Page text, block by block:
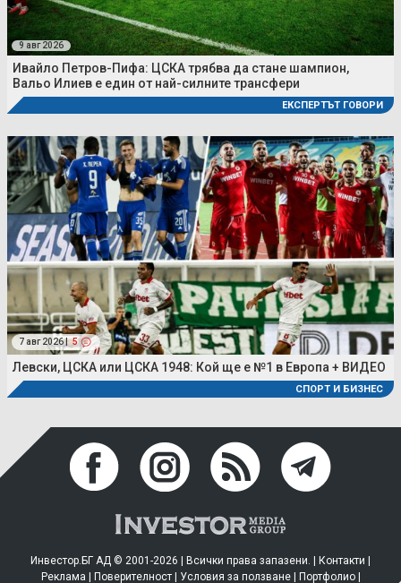
9 авг 2026
Ивайло Петров-Пифа: ЦСКА трябва да стане шампион,
Вальо Илиев е един от най-силните трансфери
ЕКСПЕРТЪТ ГОВОРИ
7 авг 2026 | 5
Левски, ЦСКА или ЦСКА 1948: Кой ще е №1 в Европа + ВИДЕО
СПОРТ И БИЗНЕС
Инвестор.БГ АД © 2001-2026 | Всички права запазени. | Контакти
Реклама
Поверителност| Условия за ползване| Портфолио|